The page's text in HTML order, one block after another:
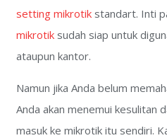
setting mikrotikstandart. Inti
mikrotiksudah siap untuk
ataupun kantor.
Namun jika Anda belum
Anda akan menemui kesulitan
masuk ke mikrotik itu sendiri.